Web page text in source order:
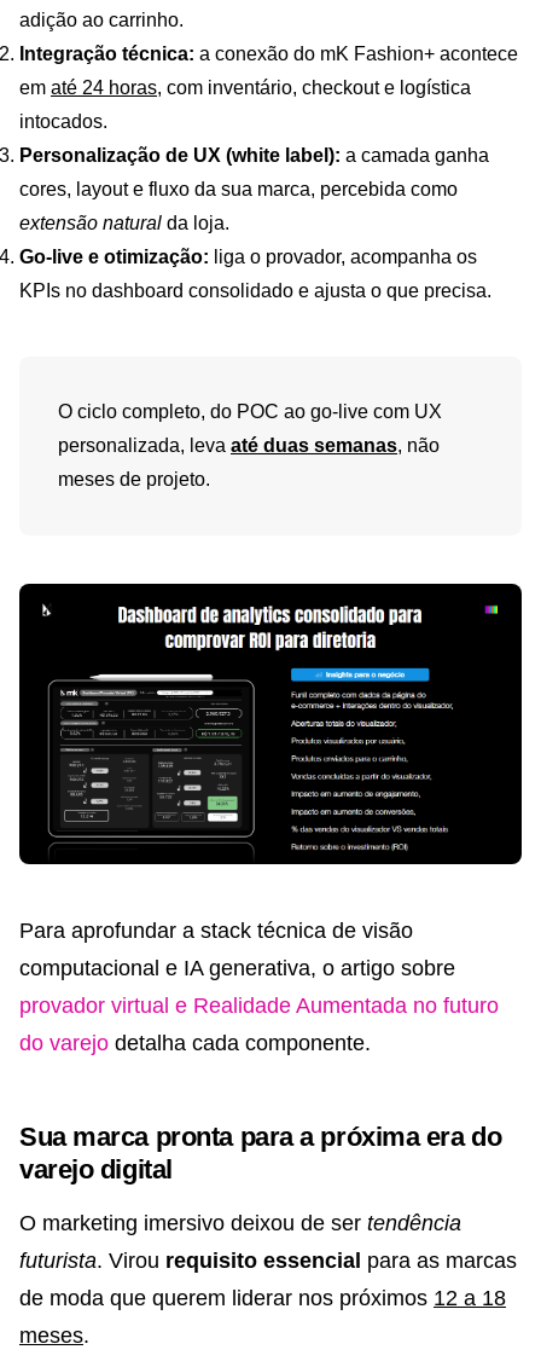
adição ao carrinho.
Integração técnica: a conexão do mK Fashion+ acontece
em até 24 horas, com inventário, checkout e logística
intocados.
Personalização de UX (white label): a camada ganha
cores, layout e fluxo da sua marca, percebida como
extensão natural da loja.
Go-live e otimização: liga o provador, acompanha os
KPIs no dashboard consolidado e ajusta o que precisa.
O ciclo completo, do POC ao go-live com UX
personalizada, leva até duas semanas, não
meses de projeto.
Para aprofundar a stack técnica de visão
computacional e IA generativa, o artigo sobre
provador virtual e Realidade Aumentada no futuro
do varejo detalha cada componente.
Sua marca pronta para a próxima era do
varejo digital
O marketing imersivo deixou de ser tendência
futurista. Virou requisito essencial para as marcas
de moda que querem liderar nos próximos 12 a 18
meses.